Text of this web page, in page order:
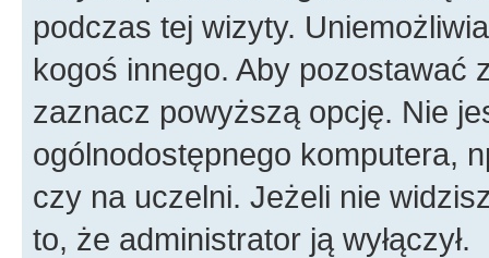
podczas tej wizyty.
kogoś innego. Aby pozostawać
zaznacz powyższą opcję. Nie
ogólnodostępnego komputera,
czy na uczelni. Jeżeli nie
to, że administrator ją wyłączył.